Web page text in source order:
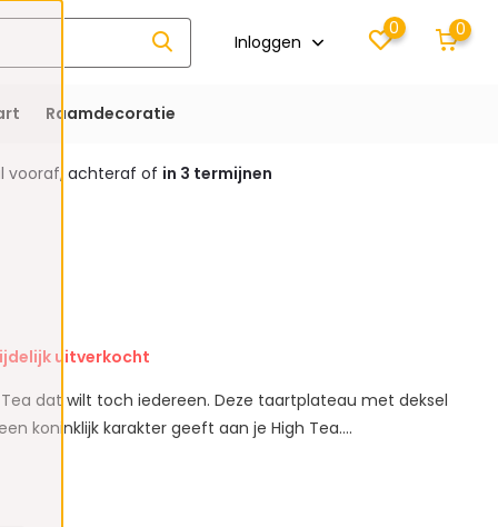
Inloggen
0 0
Raamdecoratie
vooraf, achteraf of in 3 termijnen
uitverkocht
Tea dat wilt toch iedereen. Deze taartplateau met deksel
koninklijk karakter geeft aan je High Tea....